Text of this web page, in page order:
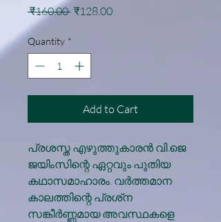
₹160.00 Regular
₹128.00Sale
Quantity *
Add to Cart
പ്രശസ്ത എഴുത്തുകാരൻ വി.ജെ
ജയിംസിന്റെ ഏറ്റവും പുതിയ
കഥാസമാഹാരം. വർത്തമാന
കാലത്തിന്റെ പ്രശ്‌ന
സങ്കീർണ്ണമായ അവസ്ഥകളെ